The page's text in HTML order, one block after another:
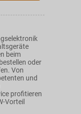
beim
oder
Von
und
profitieren
Vorteil